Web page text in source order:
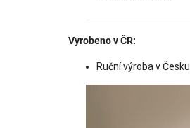
Vyrobeno v ČR:
Ruční výroba v Česku